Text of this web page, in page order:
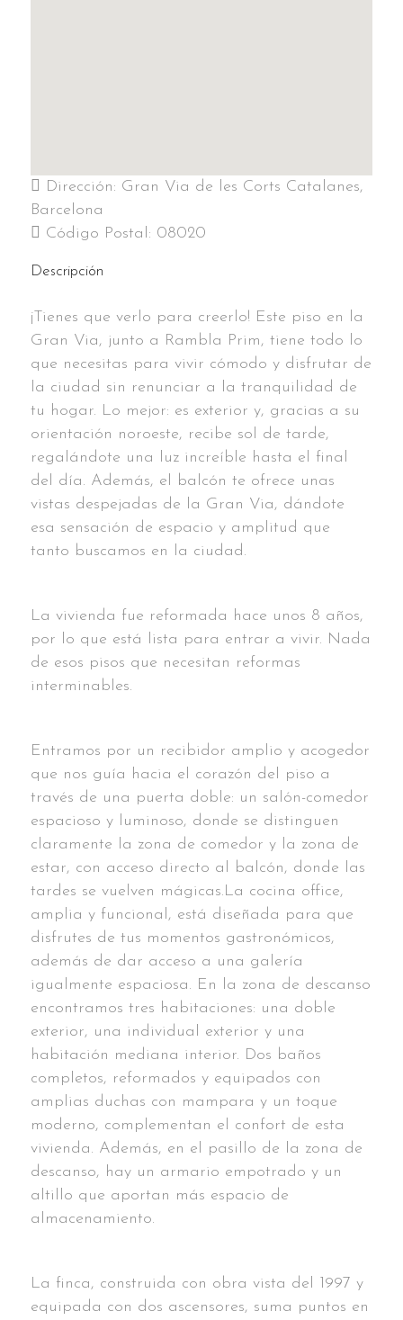
Dirección: Gran Via de les Corts Catalanes,
Barcelona
Código Postal: 08020
Descripción
¡Tienes que verlo para creerlo! Este piso en la
Gran Via, junto a Rambla Prim, tiene todo lo
que necesitas para vivir cómodo y disfrutar de
la ciudad sin renunciar a la tranquilidad de
tu hogar. Lo mejor: es exterior y, gracias a su
orientación noroeste, recibe sol de tarde,
regalándote una luz increíble hasta el final
del día. Además, el balcón te ofrece unas
vistas despejadas de la Gran Via, dándote
esa sensación de espacio y amplitud que
tanto buscamos en la ciudad.
La vivienda fue reformada hace unos 8 años,
por lo que está lista para entrar a vivir. Nada
de esos pisos que necesitan reformas
interminables.
Entramos por un recibidor amplio y acogedor
que nos guía hacia el corazón del piso a
través de una puerta doble: un salón-comedor
espacioso y luminoso, donde se distinguen
claramente la zona de comedor y la zona de
estar, con acceso directo al balcón, donde las
tardes se vuelven mágicas.La cocina office,
amplia y funcional, está diseñada para que
disfrutes de tus momentos gastronómicos,
además de dar acceso a una galería
igualmente espaciosa. En la zona de descanso
encontramos tres habitaciones: una doble
exterior, una individual exterior y una
habitación mediana interior. Dos baños
completos, reformados y equipados con
amplias duchas con mampara y un toque
moderno, complementan el confort de esta
vivienda. Además, en el pasillo de la zona de
descanso, hay un armario empotrado y un
altillo que aportan más espacio de
almacenamiento.
La finca, construida con obra vista del 1997 y
equipada con dos ascensores, suma puntos en